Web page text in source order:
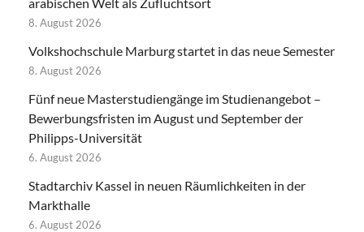
8. August 2026
Volkshochschule Marburg startet in das neue Semester
8. August 2026
Fünf neue Masterstudiengänge im Studienangebot –
Bewerbungsfristen im August und September der
Philipps-Universität
6. August 2026
Stadtarchiv Kassel in neuen Räumlichkeiten in der
Markthalle
6. August 2026